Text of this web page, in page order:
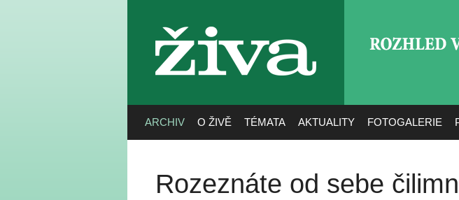
živa
ARCHIV O ŽIVĚ TÉMATA AKTUALITY FOTOGALERIE
Rozeznáte od sebe